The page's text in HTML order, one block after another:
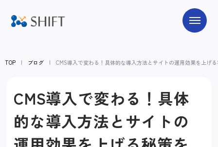
TOP ブログ CMS導入で変わる！具体的な導入方法とサイトの運用効果を上げ
CMS導入で変わる！具体
的な導入方法とサイトの